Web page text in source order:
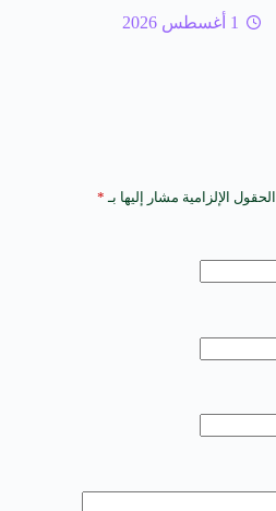
1 أغسطس 2026
الحقول الإلزامية مشار إليها بـ *